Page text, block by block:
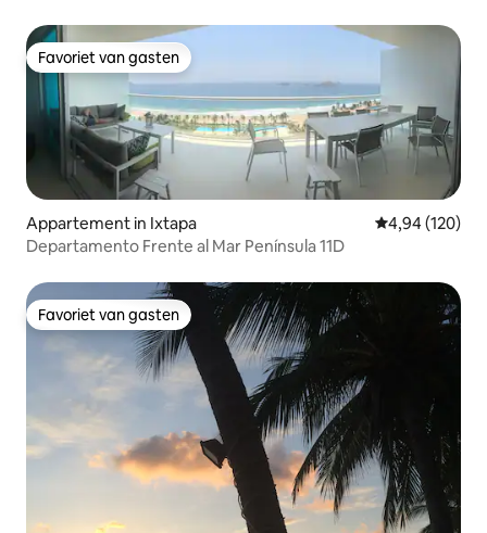
Favoriet van gasten
Favoriet van gasten
Appartement in Ixtapa Gemiddelde
4,94 (120)
Departamento Frente al Mar Península 11D
Favoriet van gasten
Favoriet van gasten